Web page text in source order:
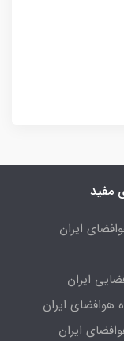
مفید
ایران
ایران
هوافضای ایران
ایران